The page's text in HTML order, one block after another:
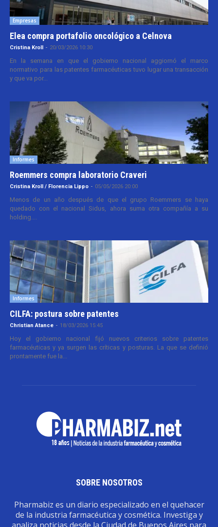
Empresas
Elea compra portafolio oncológico a Celnova
Cristina Kroll - 20/03/2026 10:30
En la semana en que el gobierno nacional aggiornó el marco
normativo para las patentes farmacéuticas tuvo lugar una transacción
y que va por...
Informes
Roemmers compra laboratorio Craveri
Cristina Kroll / Florencia Lippo - 05/05/2026 20:00
Menos de un año después de que el grupo Roemmers se haya
quedado con el nacional Sidus, ahora suma otra compañía a su
holding....
Informes
CILFA: postura sobre patentes
Christian Atance - 18/03/2026 15:45
Hoy el gobierno nacional fijó nuevos criterios sobre patentes
farmacéuticas y ya surgen las críticas y posturas. La que se definió
prontamente fue la...
SOBRE NOSOTROS
Pharmabiz es un diario especializado en el quehacer
de la industria farmacéutica y cosmética. Investiga y